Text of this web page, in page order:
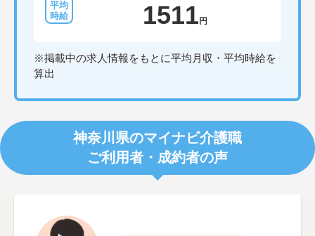
1511 円
※掲載中の求人情報をもとに平均月収・平均時給を
算出
神奈川県のマイナビ介護職
ご利用者・成約者の声